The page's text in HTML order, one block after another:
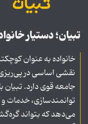
تبیان؛ دستیار
خانواده به عنوان
نقشی اساسی در
جامعه قوی دارد.
توانمندسازی، خدمات و
می‌دهد که بتواند